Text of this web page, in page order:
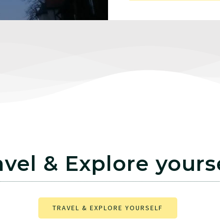
& Explore
TRAVEL & EXPLORE YOURSELF